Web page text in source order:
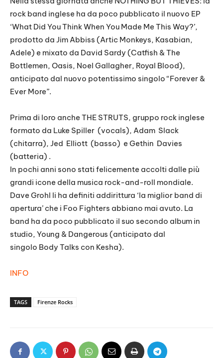
rock band inglese ha da poco pubblicato il nuovo EP
‘What Did You Think When You Made Me This Way?’,
prodotto da Jim Abbiss (Artic Monkeys, Kasabian,
Adele) e mixato da David Sardy (Catfish & The
Bottlemen, Oasis, Noel Gallagher, Royal Blood),
anticipato dal nuovo potentissimo singolo “Forever &
Ever More”.
Prima di loro anche THE STRUTS, gruppo rock inglese
formato da Luke Spiller (vocals), Adam Slack
(chitarra), Jed Elliott (basso) e Gethin Davies
(batteria) .
In pochi anni sono stati felicemente accolti dalle più
grandi icone della musica rock-and-roll mondiale.
Dave Grohl li ha definiti addirittura ‘la miglior band di
apertura’ che i Foo Fighters abbiano mai avuto. La
band ha da poco pubblicato il suo secondo album in
studio, Young & Dangerous (anticipato dal
singolo Body Talks con Kesha).
INFO
TAGS Firenze Rocks